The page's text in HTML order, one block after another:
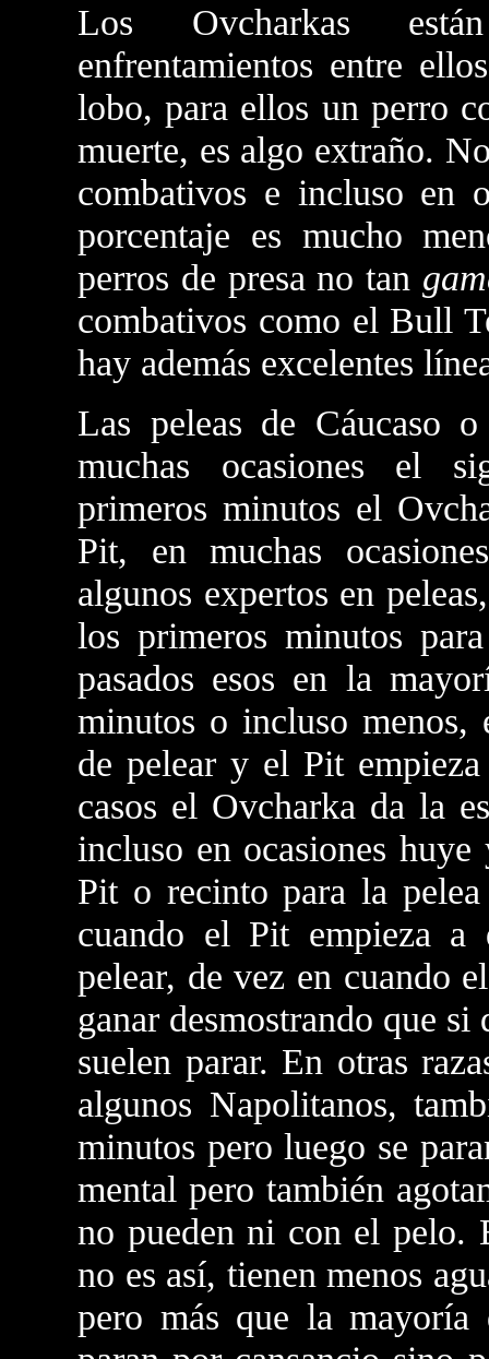
Los Ovcharkas
enfrentamientos entre
lobo, para ellos un perro
muerte, es algo extraño.
combativos e incluso en
porcentaje es mucho
perros de presa no tan
combativos como el Bull
hay además excelentes
Las peleas de Cáucaso
muchas ocasiones el
primeros minutos el
Pit, en muchas
algunos expertos en
los primeros minutos
pasados esos en la
minutos o incluso menos,
de pelear y el Pit
casos el Ovcharka da la
incluso en ocasiones
Pit o recinto para la
cuando el Pit empieza a
pelear, de vez en cuando
ganar desmostrando que
suelen parar. En otras
algunos Napolitanos,
minutos pero luego se
mental pero también
no pueden ni con el pelo.
no es así, tienen menos
pero más que la mayoría